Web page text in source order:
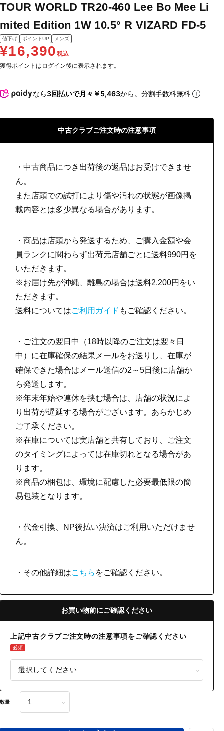
TOUR WORLD TR20-460 Lee Bo Mee Li
mited Edition 1W 10.5° R VIZARD FD-5
値下げ ポイントUP メンズ
¥16,390 税込
獲得ポイントはログイン後に表示されます。
なら3回払いで月々￥5,463から。分割手数料無料
中古クラブご注文時の注意事項
・中古商品につき出荷後の返品はお受けできませ
ん。
また店頭での試打により傷や汚れの状態が画像掲
載内容とは多少異なる場合があります。
・商品は店頭から発送するため、ご購入金額や会
員ランクに関わらず出荷元店舗ごとに送料990円を
いただきます。
※お届け先が沖縄、離島の場合は送料2,200円をい
ただきます。
送料についてはご利用ガイド もご確認ください。
・ご注文の翌日中（18時以降のご注文は翌々日
中）に在庫確保の結果メールをお送りし、在庫が
確保できた場合はメール送信の2～5日後に店舗か
ら発送します。
※年末年始や連休を挟む場合は、店舗の状況によ
り出荷が遅延する場合がございます。あらかじめ
ご了承ください。
※在庫については実店舗と共有しており、ご注文
のタイミングによっては在庫切れとなる場合があ
ります。
※商品の梱包は、環境に配慮した必要最低限の簡
易包装となります。
・代金引換、NP後払い決済はご利用いただけませ
ん。
・その他詳細はこちら をご確認ください。
お買い物前にご確認ください
上記中古クラブご注文時の注意事項をご確認ください
必須
数量